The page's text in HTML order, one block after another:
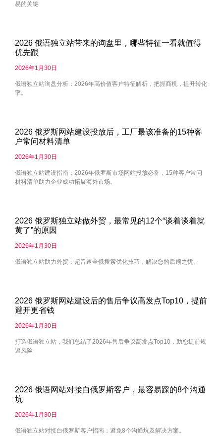
易的关键
2026 俄语独立站带来的询盘里，哪些特征一看就值得
优先跟
2026年1月30日
俄语独立站询盘分析：2026年高价值客户特征解析，把握商机，提升转化
率。
2026 俄罗斯网站建设投放后，工厂最该准备的15种客
户常问材料清单
2026年1月30日
俄语独立站建设指南：2026年俄罗斯市场网站投放必备，15种客户常问
材料清单助力企业成功拓展海外市场。
2026 俄罗斯独立站做外贸，最常见的12个“谈着谈着就
黄了”的原因
2026年1月30日
俄语独立站助力外贸：超音速全俄搜索优化技巧，解决您的后顾之忧。
2026 俄罗斯网站建设后的售后争议高发点Top10，提前
避开更省钱
2026年1月30日
打造俄语独立站，我们总结了2026年售后争议高发点Top10，助您提前规
避风险
2026 俄语网站对接白俄罗斯客户，最容易踩的8个沟通
坑
2026年1月30日
俄语独立站对接白俄罗斯客户指南：避免8个沟通坑及解决方案。